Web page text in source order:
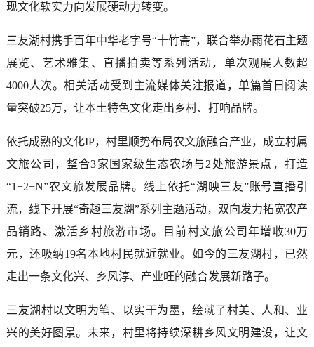
现文化软实力向发展硬动力转变。
三友湖村携手百年中华老字号“十竹斋”，联合举办雨花石主题
展览、艺术雅集、直播拍卖等系列活动，单次观展人数超
4000人次。相关活动受到主流媒体关注报道，单篇首日阅读
量突破25万，让本土特色文化走出乡村、打响品牌。
依托成熟的文化IP，村里顺势布局农文旅融合产业，成立村属
文旅公司，整合3家国家级生态农场与2处旅游景点，打造
“1+2+N”农文旅发展品牌。线上依托“湖映三友”账号直播引
流，线下开展“奇趣三友湖”系列主题活动，双向发力拓宽农产
品销路、激活乡村旅游市场。目前村文旅公司年增收30万
元，还吸纳19名本地村民就近就业。如今的三友湖村，已然
走出一条文化兴、乡风淳、产业旺的融合发展新路子。
三友湖村以文明为笔、以实干为墨，绘就了村美、人和、业
兴的美好图景。未来，村里将持续深耕乡风文明建设，让文